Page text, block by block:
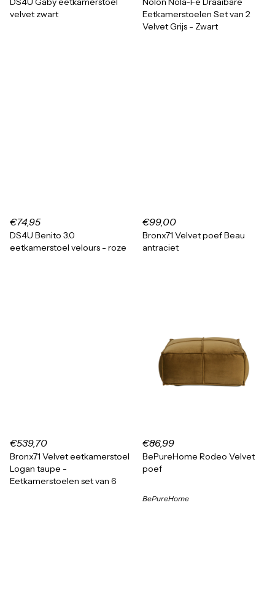
velvet zwart
Eetkamerstoelen Set van 2
Velvet Grijs - Zwart
€74,95
DS4U Benito 3.0
eetkamerstoel velours - roze
€99,00
Bronx71 Velvet poef Beau
antraciet
€539,70
Bronx71 Velvet eetkamerstoel
Logan taupe -
Eetkamerstoelen set van 6
€86,99
BePureHome Rodeo Velvet
poef
BePureHome